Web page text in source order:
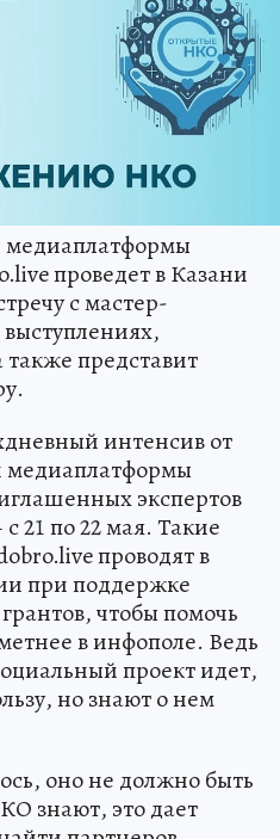
проведет в Казани
с мастер-
представит
интенсив от
экспертов
21 по 22 мая. Такие
проводят в
при поддержке
чтобы помочь
в инфополе. Ведь
проект идет,
но знают о нем
оно не должно быть
знают, это дает